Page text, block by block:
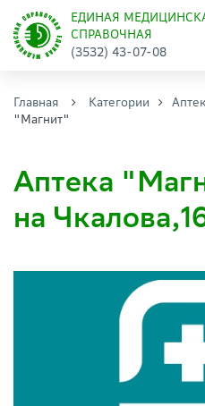
ЕДИНАЯ
СПРАВОЧНАЯ
(3532) 43-07-08
Главная Категории
"Магнит"
Аптека
на